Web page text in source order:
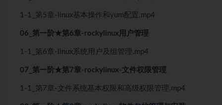
1-1_第5章-linux基本操作和yum配置.mp4
06_第一阶★第6章-rockylinux用户管理
1-1_第6章-linux系统用户及组管理.mp4
07_第一阶★第7章-rockylinux-文件权限管理
1-1_第7章-文件系统基本权限和高级权限管理.mp4